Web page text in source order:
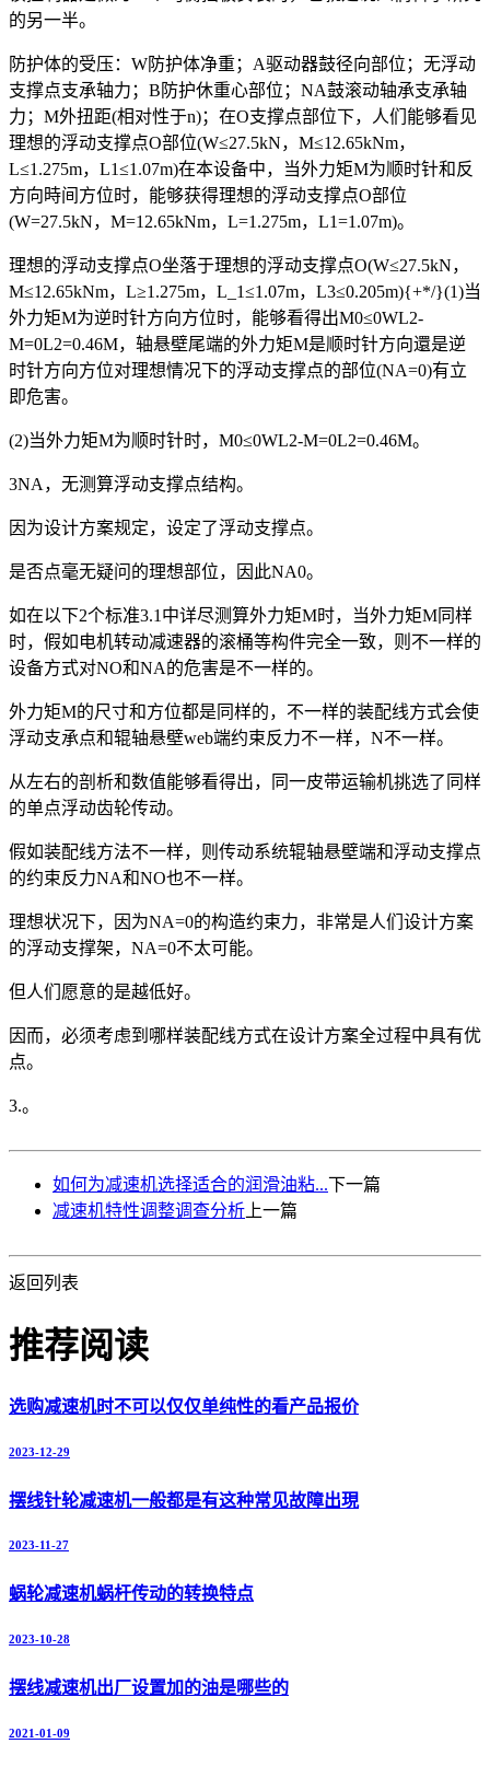
的另一半。
防护体的受压：W防护体净重；A驱动器鼓径向部位；无浮动
支撑点支承轴力；B防护休重心部位；NA鼓滚动轴承支承轴
力；M外扭距(相对性于n)；在O支撑点部位下，人们能够看见
理想的浮动支撑点O部位(W≤27.5kN，M≤12.65kNm，
L≤1.275m，L1≤1.07m)在本设备中，当外力矩M为顺时针和反
方向時间方位时，能够获得理想的浮动支撑点O部位
(W=27.5kN，M=12.65kNm，L=1.275m，L1=1.07m)。
理想的浮动支撑点O坐落于理想的浮动支撑点O(W≤27.5kN，
M≤12.65kNm，L≥1.275m，L_1≤1.07m，L3≤0.205m){+*/}(1)当
外力矩M为逆时针方向方位时，能够看得出M0≤0WL2-
M=0L2=0.46M，轴悬壁尾端的外力矩M是顺时针方向還是逆
时针方向方位对理想情况下的浮动支撑点的部位(NA=0)有立
即危害。
(2)当外力矩M为顺时针时，M0≤0WL2-M=0L2=0.46M。
3NA，无测算浮动支撑点结构。
因为设计方案规定，设定了浮动支撑点。
是否点毫无疑问的理想部位，因此NA0。
如在以下2个标准3.1中详尽测算外力矩M时，当外力矩M同样
时，假如电机转动减速器的滚桶等构件完全一致，则不一样的
设备方式对NO和NA的危害是不一样的。
外力矩M的尺寸和方位都是同样的，不一样的装配线方式会使
浮动支承点和辊轴悬壁web端约束反力不一样，N不一样。
从左右的剖析和数值能够看得出，同一皮带运输机挑选了同样
的单点浮动齿轮传动。
假如装配线方法不一样，则传动系统辊轴悬壁端和浮动支撑点
的约束反力NA和NO也不一样。
理想状况下，因为NA=0的构造约束力，非常是人们设计方案
的浮动支撑架，NA=0不太可能。
但人们愿意的是越低好。
因而，必须考虑到哪样装配线方式在设计方案全过程中具有优
点。
3.。
如何为减速机选择适合的润滑油粘...下一篇
减速机特性调整调查分析 上一篇
返回列表
推荐阅读
选购减速机时不可以仅仅单纯性的看产品报价
2023-12-29
摆线针轮减速机一般都是有这种常见故障出現
2023-11-27
蜗轮减速机蜗杆传动的转换特点
2023-10-28
摆线减速机出厂设置加的油是哪些的
2021-01-09